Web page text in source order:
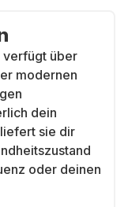
verfügt über
modernen
dein
sie dir
oder deinen